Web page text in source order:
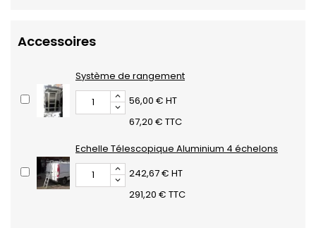
Accessoires
Système de rangement
56,00 € HT
67,20 € TTC
Echelle Télescopique Aluminium 4 échelons
242,67 € HT
291,20 € TTC